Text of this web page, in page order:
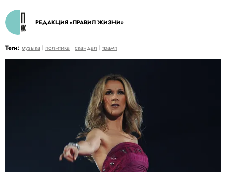
РЕДАКЦИЯ «ПРАВИЛ ЖИЗНИ»
Теги: музыка политика скандал трамп